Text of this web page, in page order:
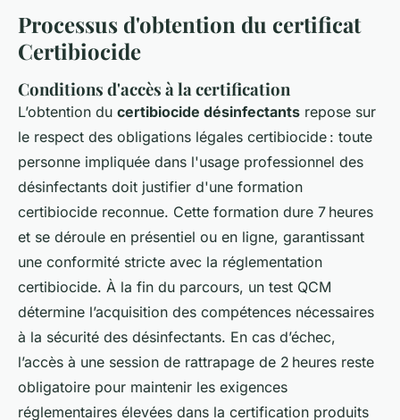
Processus d'obtention du certificat
Certibiocide
Conditions d'accès à la certification
L’obtention du certibiocide désinfectants repose sur
le respect des obligations légales certibiocide : toute
personne impliquée dans l'usage professionnel des
désinfectants doit justifier d'une formation
certibiocide reconnue. Cette formation dure 7 heures
et se déroule en présentiel ou en ligne, garantissant
une conformité stricte avec la réglementation
certibiocide. À la fin du parcours, un test QCM
détermine l’acquisition des compétences nécessaires
à la sécurité des désinfectants. En cas d’échec,
l’accès à une session de rattrapage de 2 heures reste
obligatoire pour maintenir les exigences
réglementaires élevées dans la certification produits